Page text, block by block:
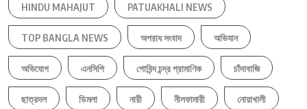
HINDU MAHAJUT PATUAKHALI NEWS
TOP BANGLA NEWS অপরাধ সংবাদ অভিযান
অভিযোগ এনসিপি গোবিন্দ চন্দ্র প্রামাণিক চাঁদাবাজি
ছাত্রদল ডিমলা নারী নীলফামারী নোয়াখালী